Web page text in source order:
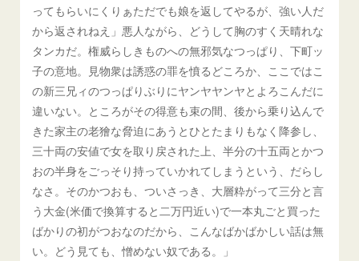
ってもらいにくりぁただでも娘を返してやるが、強い人だ
から返されねえ」悪人ながら、どうして胸のすく天晴れな
タンカだ。権威らしきものへの無邪気なつっぱり、下町ッ
子の意地。見物衆は誘惑の罪を憤るどころか、ここではこ
の新三兄ィのつっぱりぶりにヤンヤヤンヤとよろこんだに
違いない。ところがその得意も束の間、後から乗り込んで
きた家主の老獪な脅迫にあうとひとたまりもなく降参し、
三十両の安値で女を取り戻された上、半分の十五両とかつ
おの半身をごっそり持っていかれてしまうという、だらし
なさ。そのかつおも、ついさっき、大層粋がって三分と言
う大金(米価で換算すると二万円近い)で一本丸ごと買った
ばかりの初がつおなのだから、こんなばかばかしい話は無
い。どう見ても、憎めない奴である。」